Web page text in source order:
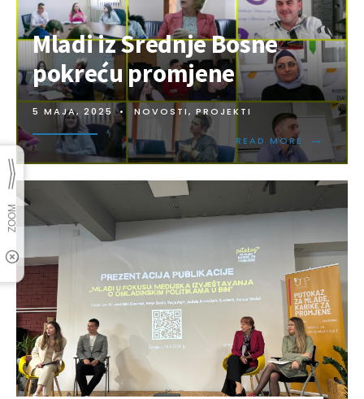
Mladi iz Srednje Bosne
pokreću promjene
5 MAJA, 2025 • NOVOSTI, PROJEKTI
READ MORE →